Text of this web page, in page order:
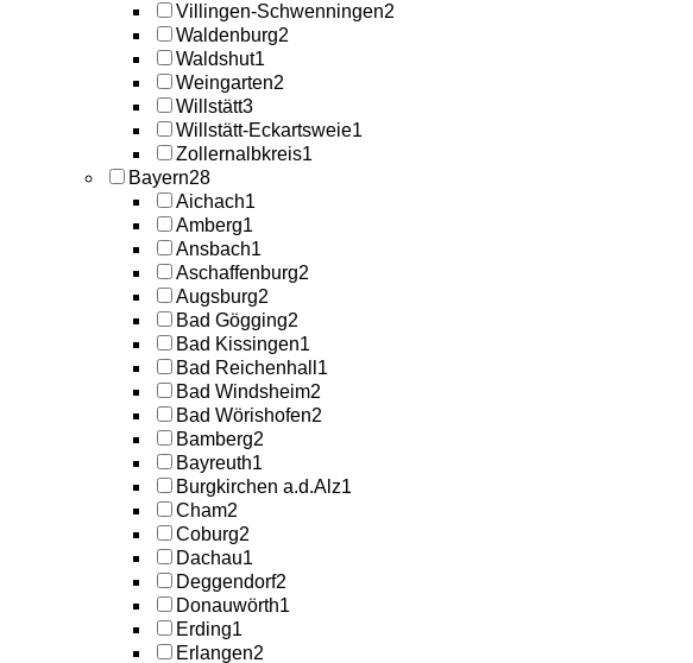
Villingen-Schwenningen2
Waldenburg2
Waldshut1
Weingarten2
Willstätt3
Willstätt-Eckartsweie1
Zollernalbkreis1
Bayern28
Aichach1
Amberg1
Ansbach1
Aschaffenburg2
Augsburg2
Bad Gögging2
Bad Kissingen1
Bad Reichenhall 1
Bad Windsheim2
Bad Wörishofen2
Bamberg2
Bayreuth1
Burgkirchen a.d.Alz1
Cham2
Coburg2
Dachau1
Deggendorf2
Donauwörth1
Erding1
Erlangen2